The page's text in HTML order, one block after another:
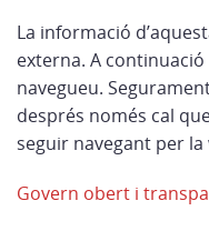
La informació
externa. A
navegueu.
després només cal
seguir navegant per la
Govern obert i